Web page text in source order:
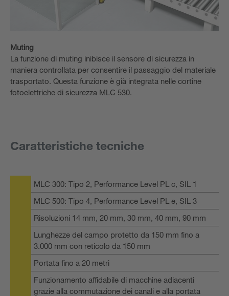
Muting
La funzione di muting inibisce il sensore di sicurezza in
maniera controllata per consentire il passaggio del materiale
trasportato. Questa funzione è già integrata nelle cortine
fotoelettriche di sicurezza MLC 530.
Caratteristiche tecniche
MLC 300: Tipo 2, Performance Level PL c, SIL 1
MLC 500: Tipo 4, Performance Level PL e, SIL 3
Risoluzioni 14 mm, 20 mm, 30 mm, 40 mm, 90 mm
Lunghezze del campo protetto da 150 mm fino a
3.000 mm con reticolo da 150 mm
Portata fino a 20 metri
Funzionamento affidabile di macchine adiacenti
grazie alla commutazione dei canali e alla portata